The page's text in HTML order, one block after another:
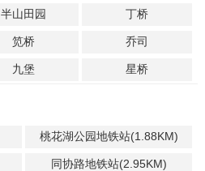
半山田园 丁桥
笕桥 乔司
九堡 星桥
桃花湖公园地铁站(1.88KM)
同协路地铁站(2.95KM)